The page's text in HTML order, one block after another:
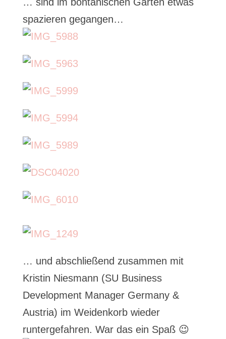
spazieren gegangen…
… und abschließend zusammen mit
Kristin Niesmann (SU Business
Development Manager Germany &
Austria) im Weidenkorb wieder
runtergefahren. War das ein Spaß 😉